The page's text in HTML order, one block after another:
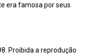
era famosa por seus
Proibida a reprodução